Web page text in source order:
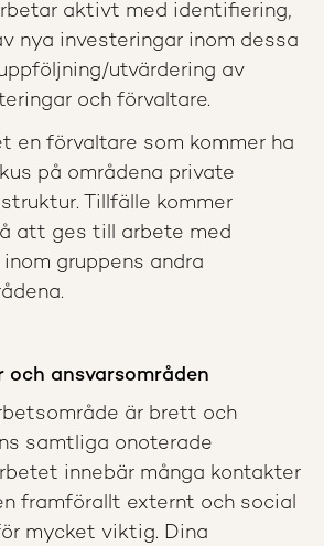
aktivt med identifiering,
nya investeringar inom dessa
utvärdering av
och förvaltare.
en förvaltare som kommer ha
på områdena private
Tillfälle kommer
att ges till arbete med
gruppens andra
ansvarsområden
är brett och
samtliga onoterade
innebär många kontakter
framförallt externt och social
mycket viktig. Dina